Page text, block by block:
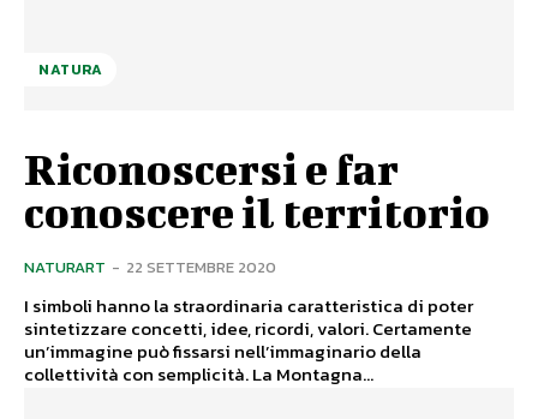
NATURA
Riconoscersi e far
conoscere il territorio
NATURART - 22 SETTEMBRE 2020
I simboli hanno la straordinaria caratteristica di poter
sintetizzare concetti, idee, ricordi, valori. Certamente
un’immagine può fissarsi nell’immaginario della
collettività con semplicità. La Montagna...